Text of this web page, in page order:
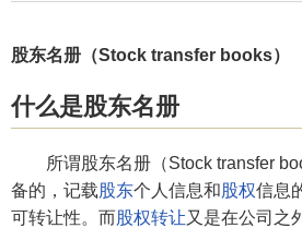
股东名册（Stock transfer books）
什么是股东名册
所谓股东名册（Stock transfer
备的，记载股东个人信息和股权信息
可转让性。而股权转让又是在公司之